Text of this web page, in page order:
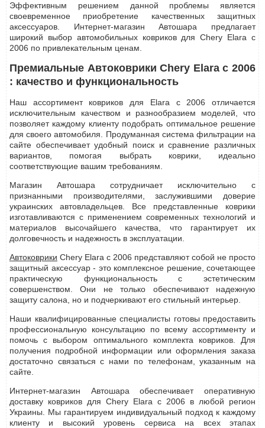
Эффективным решением данной проблемы является
своевременное приобретение качественных защитных
аксессуаров. Интернет-магазин Автошара предлагает
широкий выбор автомобильных ковриков для Chery Elara с
2006 по привлекательным ценам.
Премиальные Автоковрики Chery Elara с 2006
: качество и функциональность
Наш ассортимент ковриков для Elara с 2006 отличается
исключительным качеством и разнообразием моделей, что
позволяет каждому клиенту подобрать оптимальное решение
для своего автомобиля. Продуманная система фильтрации на
сайте обеспечивает удобный поиск и сравнение различных
вариантов, помогая выбрать коврики, идеально
соответствующие вашим требованиям.
Магазин Автошара сотрудничает исключительно с
признанными производителями, заслужившими доверие
украинских автовладельцев. Все представленные коврики
изготавливаются с применением современных технологий и
материалов высочайшего качества, что гарантирует их
долговечность и надежность в эксплуатации.
Автоковрики Chery Elara с 2006 представляют собой не просто
защитный аксессуар - это комплексное решение, сочетающее
практическую функциональность с эстетическим
совершенством. Они не только обеспечивают надежную
защиту салона, но и подчеркивают его стильный интерьер.
Наши квалифицированные специалисты готовы предоставить
профессиональную консультацию по всему ассортименту и
помочь с выбором оптимального комплекта ковриков. Для
получения подробной информации или оформления заказа
достаточно связаться с нами по телефонам, указанным на
сайте.
Интернет-магазин Автошара обеспечивает оперативную
доставку ковриков для Chery Elara с 2006 в любой регион
Украины. Мы гарантируем индивидуальный подход к каждому
клиенту и высокий уровень сервиса на всех этапах